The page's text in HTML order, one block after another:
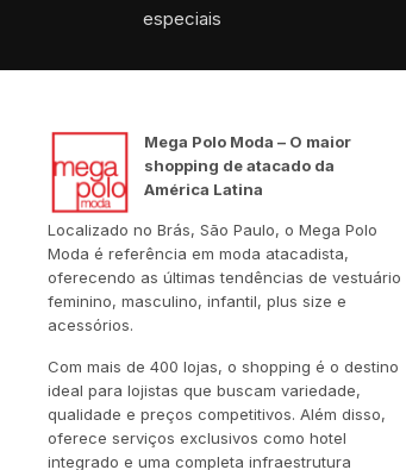
especiais
Mega Polo Moda – O maior
shopping de atacado da
América Latina
Localizado no Brás, São Paulo, o Mega Polo
Moda é referência em moda atacadista,
oferecendo as últimas tendências de vestuário
feminino, masculino, infantil, plus size e
acessórios.
Com mais de 400 lojas, o shopping é o destino
ideal para lojistas que buscam variedade,
qualidade e preços competitivos. Além disso,
oferece serviços exclusivos como hotel
integrado e uma completa infraestrutura